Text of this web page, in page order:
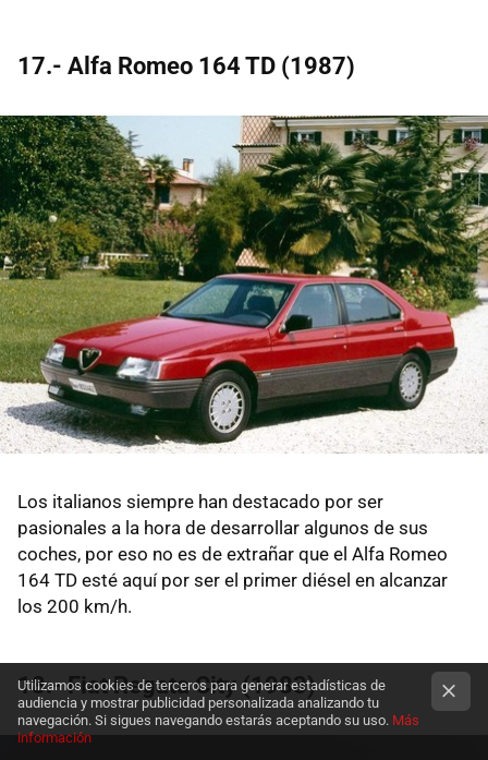
17.- Alfa Romeo 164 TD (1987)
Los italianos siempre han destacado por ser
pasionales a la hora de desarrollar algunos de sus
coches, por eso no es de extrañar que el Alfa Romeo
164 TD esté aquí por ser el primer diésel en alcanzar
los 200 km/h.
18.- Fiat Regata City (1983)
Utilizamos cookies de terceros para generar estadísticas de
audiencia y mostrar publicidad personalizada analizando tu
navegación. Si sigues navegando estarás aceptando su uso. Más
información